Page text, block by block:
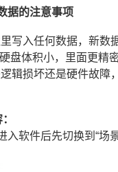
据的注意事项
写入任何数据，新
盘体积小，里面更精
辑损坏还是硬件故
入软件后先切换到“